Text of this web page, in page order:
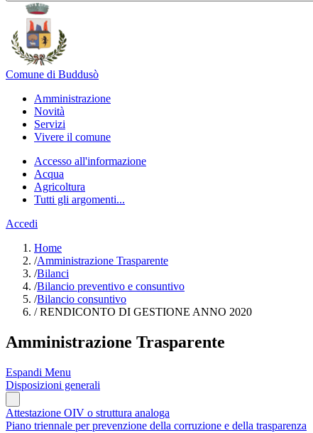
Comune di Buddusò
Amministrazione
Novità
Servizi
Vivere il comune
Accesso all'informazione
Acqua
Agricoltura
Tutti gli argomenti...
Accedi
Home
/Amministrazione Trasparente
/Bilanci
/Bilancio preventivo e consuntivo
/Bilancio consuntivo
/RENDICONTO DI GESTIONE ANNO 2020
Amministrazione Trasparente
Espandi Menu
Disposizioni generali
Attestazione OIV o struttura analoga
Piano triennale per prevenzione della corruzione e della trasparenza